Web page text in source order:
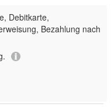
Debitkarte,
Bezahlung nach